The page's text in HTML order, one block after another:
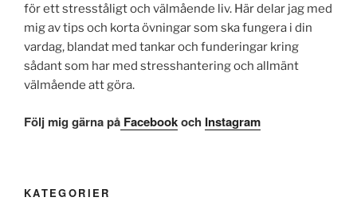
för ett stresståligt och välmående liv. Här delar jag med
mig av tips och korta övningar som ska fungera i din
vardag, blandat med tankar och funderingar kring
sådant som har med stresshantering och allmänt
välmående att göra.
Följ mig gärna på Facebookoch Instagram
KATEGORIER